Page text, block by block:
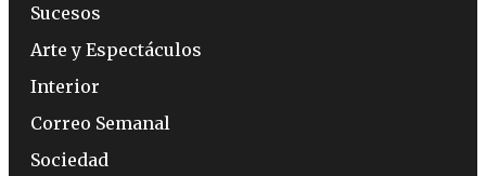
Sucesos
Arte y Espectáculos
Interior
Correo Semanal
Sociedad